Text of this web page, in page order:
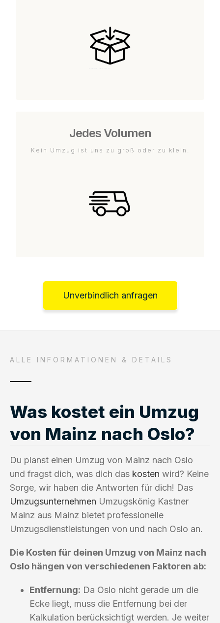
Jedes Volumen
Kein Umzug ist uns zu groß oder zu klein.
Unverbindlich anfragen
ALLE INFORMATIONEN & DETAILS
Was kostet ein Umzug
von Mainz nach Oslo?
Du planst einen Umzug von Mainz nach Oslo
und fragst dich, was dich das kosten wird? Keine
Sorge, wir haben die Antworten für dich! Das
Umzugsunternehmen Umzugskönig Kastner
Mainz aus Mainz bietet professionelle
Umzugsdienstleistungen von und nach Oslo an.
Die Kosten für deinen Umzug von Mainz nach
Oslo hängen von verschiedenen Faktoren ab:
Entfernung: Da Oslo nicht gerade um die
Ecke liegt, muss die Entfernung bei der
Kalkulation berücksichtigt werden. Je weiter